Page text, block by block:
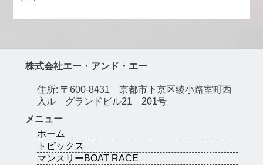
株式会社エー・アンド・エー
住所: 〒600-8431 京都市下京区綾小路室町西
入ル グランドビル21 201号
メニュー
ホーム
トピックス
マンスリーBOAT RACE